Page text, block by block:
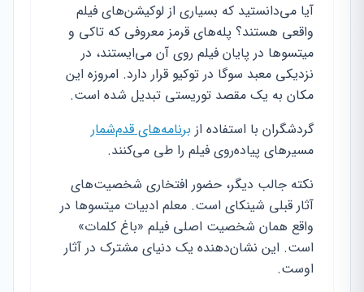
آیا می‌دانستید که بسیاری از لوکیشن‌های فیلم
واقعی هستند؟ پله‌های قرمز معروفی که تاکی و
میتسوها در پایان فیلم روی آن می‌ایستند، در
نزدیکی معبد سوگا در توکیو قرار دارد. امروزه این
مکان به یک مقصد توریستی تبدیل شده است.
گردشگران با استفاده از برنامه‌های قدم‌شمار
مسیرهای پیاده‌روی فیلم را طی می‌کنند.
نکته جالب دیگر، حضور افتخاری شخصیت‌های
آثار قبلی شینکای است. معلم ادبیات میتسوها در
واقع همان شخصیت اصلی فیلم «باغ کلمات»
است. این نشان‌دهنده یک دنیای مشترک در آثار
اوست.